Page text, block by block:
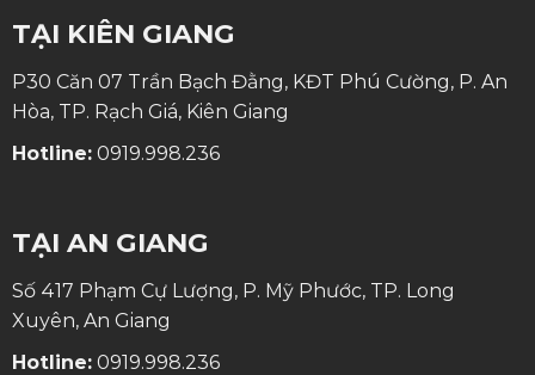
TẠI KIÊN GIANG
P30 Căn 07 Trần Bạch Đằng, KĐT Phú Cường, P. An
Hòa, TP. Rạch Giá, Kiên Giang
Hotline: 0919.998.236
TẠI AN GIANG
Số 417 Phạm Cự Lượng, P. Mỹ Phước, TP. Long
Xuyên, An Giang
Hotline: 0919.998.236